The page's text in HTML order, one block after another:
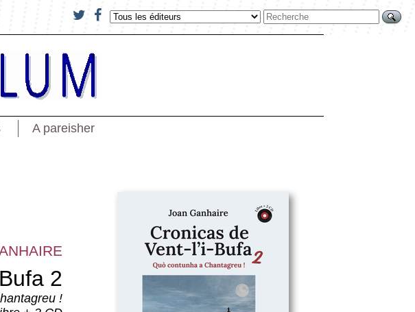
A pareisher
2
!